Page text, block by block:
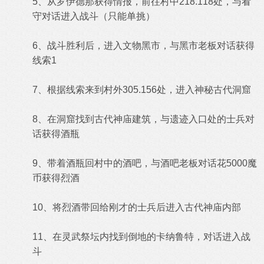
守对话进入战斗（只能单挑）
6、战斗胜利后，进入文物黑市，与黑市老板对话获得
线索1
7、根据线索来到村外305.156处，进入神秘古代洞窟
8、在洞窟找到古代神庙建筑，与遗迹入口处的士兵对
话获得酒瓶
9、带着酒瓶回村中的酒吧，与酒吧老板对话花5000魔
币获得烈酒
10、将烈酒带回给刚才的士兵后进入古代神庙内部
11、在灵武祭坛内找到倒地的卡纳鲁特，对话进入战
斗